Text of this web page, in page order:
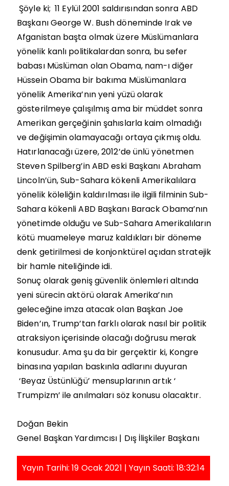
Şöyle ki; 11 Eylül 2001 saldırısından sonra ABD
Başkanı George W. Bush döneminde Irak ve
Afganistan başta olmak üzere Müslümanlara
yönelik kanlı politikalardan sonra, bu sefer
babası Müslüman olan Obama, nam-ı diğer
Hüssein Obama bir bakıma Müslümanlara
yönelik Amerika’nın yeni yüzü olarak
gösterilmeye çalışılmış ama bir müddet sonra
Amerikan gerçeğinin şahıslarla kaim olmadığı
ve değişimin olamayacağı ortaya çıkmış oldu.
Hatırlanacağı üzere, 2012’de ünlü yönetmen
Steven Spilberg’in ABD eski Başkanı Abraham
Lincoln’ün, Sub-Sahara kökenli Amerikalılara
yönelik köleliğin kaldırılması ile ilgili filminin Sub-
Sahara kökenli ABD Başkanı Barack Obama’nın
yönetimde olduğu ve Sub-Sahara Amerikalıların
kötü muameleye maruz kaldıkları bir döneme
denk getirilmesi de konjonktürel açıdan stratejik
bir hamle niteliğinde idi.
Sonuç olarak geniş güvenlik önlemleri altında
yeni sürecin aktörü olarak Amerika’nın
geleceğine imza atacak olan Başkan Joe
Biden’ın, Trump’tan farklı olarak nasıl bir politik
atraksiyon içerisinde olacağı doğrusu merak
konusudur. Ama şu da bir gerçektir ki, Kongre
binasına yapılan baskınla adlarını duyuran
‘Beyaz Üstünlüğü’ mensuplarının artık ‘
Trumpizm’ ile anılmaları söz konusu olacaktır.
Doğan Bekin
Genel Başkan Yardımcısı | Dış İlişkiler Başkanı
Yayın Tarihi: 19 Ocak 2021 | Yayın Saati: 18:32:14